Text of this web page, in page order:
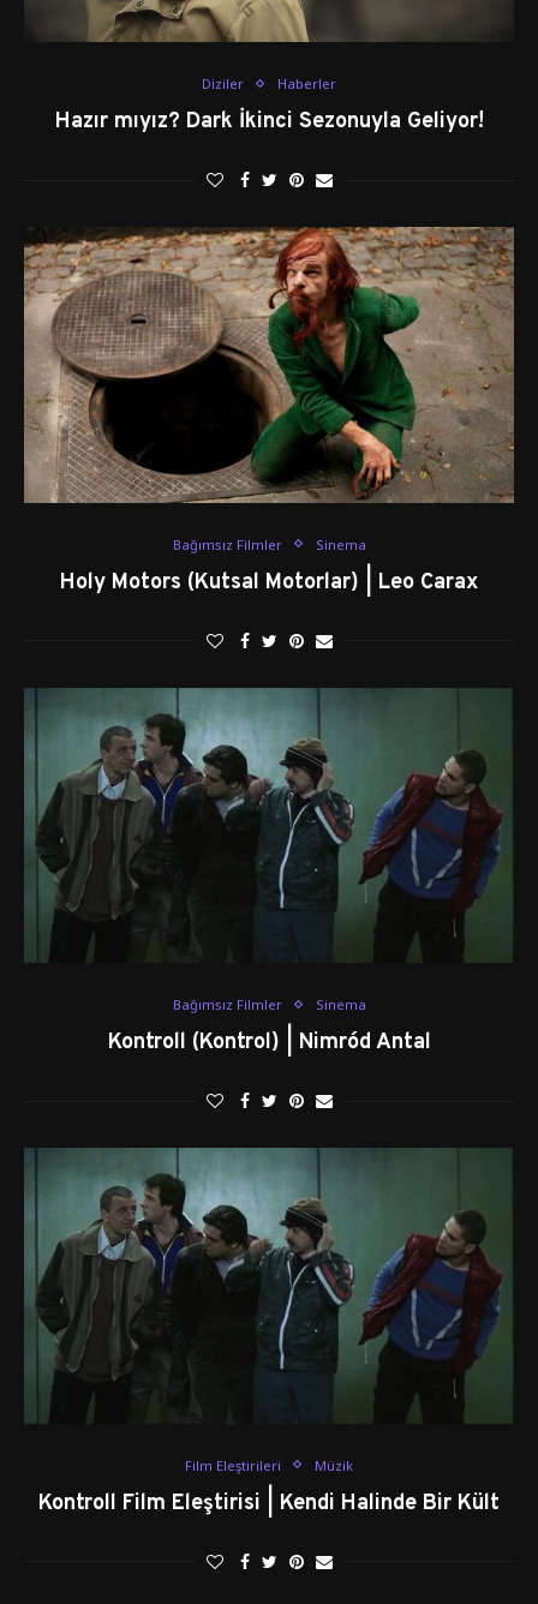
Diziler Haberler
Hazır mıyız? Dark İkinci Sezonuyla Geliyor!
Bağımsız Filmler Sinema
Holy Motors (Kutsal Motorlar) | Leo Carax
Bağımsız Filmler Sinema
Kontroll (Kontrol) | Nimród Antal
Film Eleştirileri Müzik
Kontroll Film Eleştirisi | Kendi Halinde Bir Kült